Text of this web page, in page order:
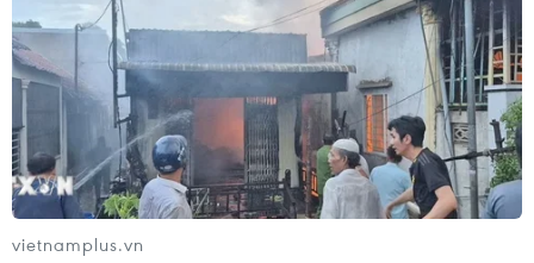
thu phí tại 5 Dự án cao tốc Bắc-Nam
05/08/2026 08:29
Xem thêm
vietnamplus.vn